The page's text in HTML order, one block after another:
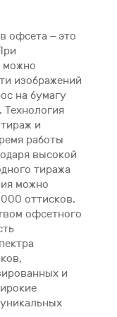
офсета – это
можно
изображений
на бумагу
Технология
и
работы
высокой
тиража
можно
оттисков.
офсетного
и